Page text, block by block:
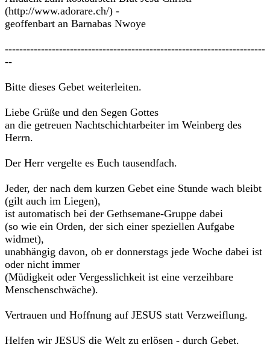
(http://www.adorare.ch/) -
geoffenbart an Barnabas Nwoye
------------------------------------------------------------------------
--
Bitte dieses Gebet weiterleiten.
Liebe Grüße und den Segen Gottes
an die getreuen Nachtschichtarbeiter im Weinberg des
Herrn.
Der Herr vergelte es Euch tausendfach.
Jeder, der nach dem kurzen Gebet eine Stunde wach bleibt
(gilt auch im Liegen),
ist automatisch bei der Gethsemane-Gruppe dabei
(so wie ein Orden, der sich einer speziellen Aufgabe
widmet),
unabhängig davon, ob er donnerstags jede Woche dabei ist
oder nicht immer
(Müdigkeit oder Vergesslichkeit ist eine verzeihbare
Menschenschwäche).
Vertrauen und Hoffnung auf JESUS statt Verzweiflung.
Helfen wir JESUS die Welt zu erlösen - durch Gebet.